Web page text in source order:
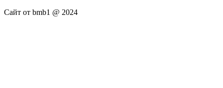
Сайт от bmb1 @ 2024